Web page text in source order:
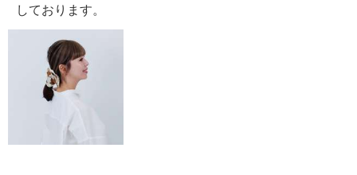
＜カチューシャ＞
・約横１４×縦１７×幅５ｃｍ
【商品仕様詳細】
＜前髪ウィッグ＞
・パンチングフック（コーム型クリップ）１ヶ所
【同梱書類】
・取扱説明書
【保証（有無）、保証期間】
しております。